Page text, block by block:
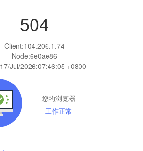
504
Client:104.206.1.74
Node:6e0ae86
17/Jul/2026:07:46:05 +0800
您的浏览器
工作正常